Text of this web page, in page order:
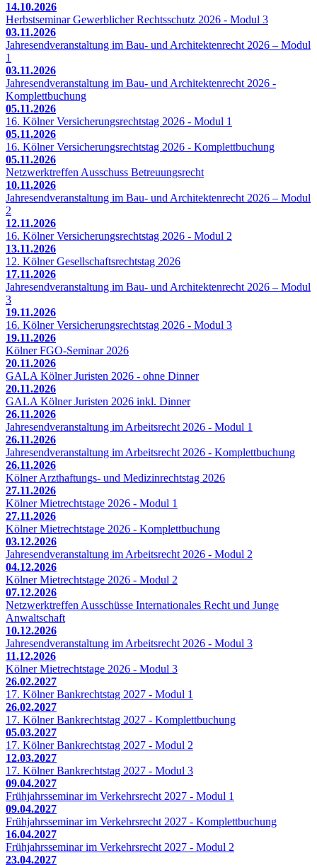
14.10.2026
Herbstseminar Gewerblicher Rechtsschutz 2026 - Modul 3
03.11.2026
Jahresendveranstaltung im Bau- und Architektenrecht 2026 – Modul
1
03.11.2026
Jahresendveranstaltung im Bau- und Architektenrecht 2026 -
Komplettbuchung
05.11.2026
16. Kölner Versicherungsrechtstag 2026 - Modul 1
05.11.2026
16. Kölner Versicherungsrechtstag 2026 - Komplettbuchung
05.11.2026
Netzwerktreffen Ausschuss Betreuungsrecht
10.11.2026
Jahresendveranstaltung im Bau- und Architektenrecht 2026 – Modul
2
12.11.2026
16. Kölner Versicherungsrechtstag 2026 - Modul 2
13.11.2026
12. Kölner Gesellschaftsrechtstag 2026
17.11.2026
Jahresendveranstaltung im Bau- und Architektenrecht 2026 – Modul
3
19.11.2026
16. Kölner Versicherungsrechtstag 2026 - Modul 3
19.11.2026
Kölner FGO-Seminar 2026
20.11.2026
GALA Kölner Juristen 2026 - ohne Dinner
20.11.2026
GALA Kölner Juristen 2026 inkl. Dinner
26.11.2026
Jahresendveranstaltung im Arbeitsrecht 2026 - Modul 1
26.11.2026
Jahresendveranstaltung im Arbeitsrecht 2026 - Komplettbuchung
26.11.2026
Kölner Arzthaftungs- und Medizinrechtstag 2026
27.11.2026
Kölner Mietrechtstage 2026 - Modul 1
27.11.2026
Kölner Mietrechtstage 2026 - Komplettbuchung
03.12.2026
Jahresendveranstaltung im Arbeitsrecht 2026 - Modul 2
04.12.2026
Kölner Mietrechtstage 2026 - Modul 2
07.12.2026
Netzwerktreffen Ausschüsse Internationales Recht und Junge
Anwaltschaft
10.12.2026
Jahresendveranstaltung im Arbeitsrecht 2026 - Modul 3
11.12.2026
Kölner Mietrechtstage 2026 - Modul 3
26.02.2027
17. Kölner Bankrechtstag 2027 - Modul 1
26.02.2027
17. Kölner Bankrechtstag 2027 - Komplettbuchung
05.03.2027
17. Kölner Bankrechtstag 2027 - Modul 2
12.03.2027
17. Kölner Bankrechtstag 2027 - Modul 3
09.04.2027
Frühjahrsseminar im Verkehrsrecht 2027 - Modul 1
09.04.2027
Frühjahrsseminar im Verkehrsrecht 2027 - Komplettbuchung
16.04.2027
Frühjahrsseminar im Verkehrsrecht 2027 - Modul 2
23.04.2027